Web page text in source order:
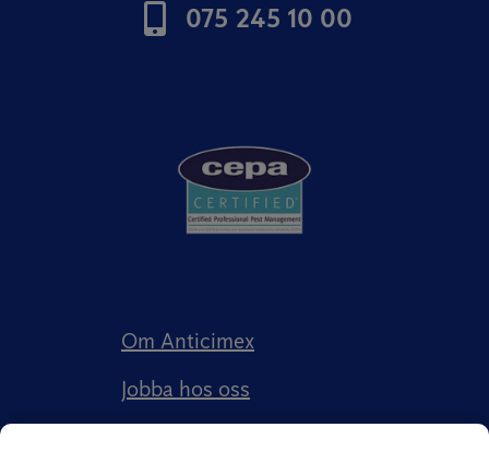
075 245 10 00
Om Anticimex
Jobba hos oss